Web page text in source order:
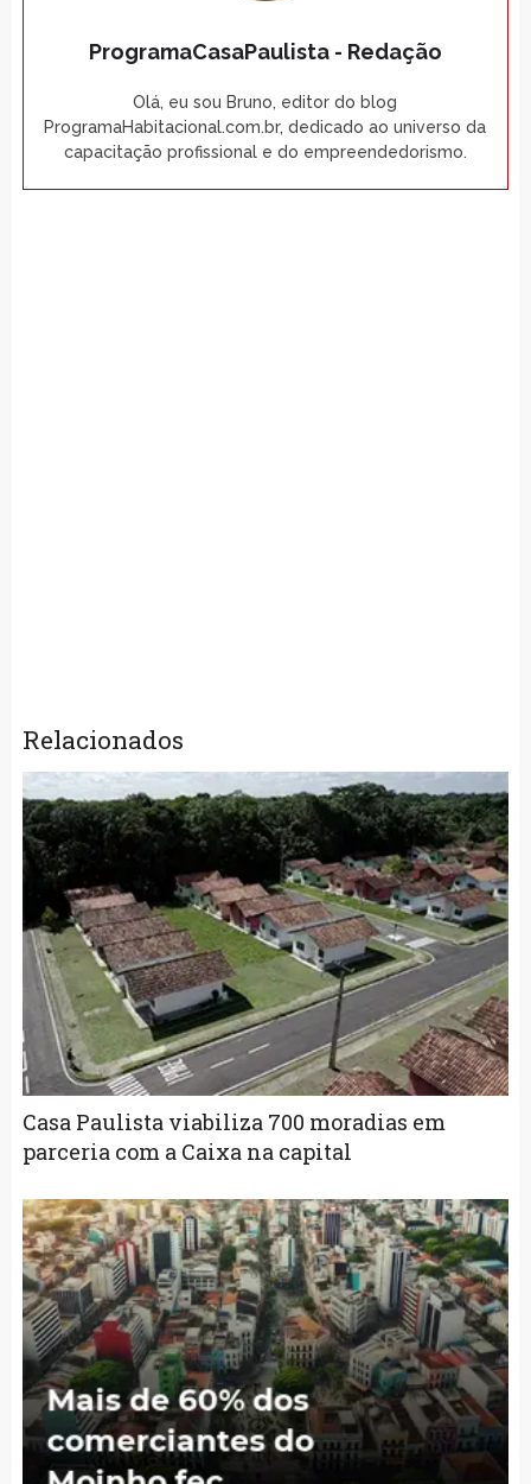
ProgramaCasaPaulista - Redação
Olá, eu sou Bruno, editor do blog
ProgramaHabitacional.com.br, dedicado ao universo da
capacitação profissional e do empreendedorismo.
Relacionados
Casa Paulista viabiliza 700 moradias em
parceria com a Caixa na capital